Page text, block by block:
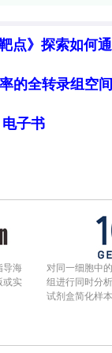
后叠加
重分布并与
典H3 K-to-R
by
数位点编辑
产物，经筛
K-to-K编辑
对应K-to-K
但无PAM-
点》探索如何
的全转录组空间
子书
导海
或实
对同一细胞中
组进行同时分
试剂盒简化样